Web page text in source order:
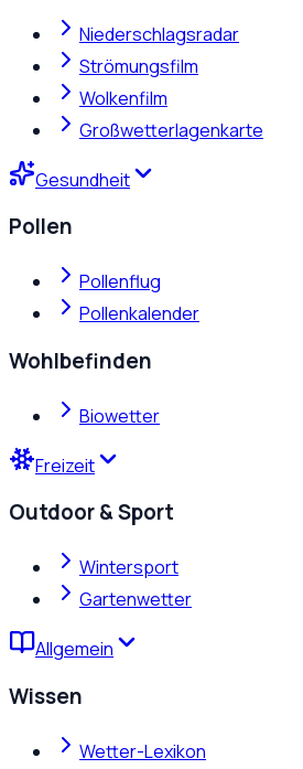
Niederschlagsradar
Strömungsfilm
Wolkenfilm
Großwetterlagenkarte
Gesundheit
Pollen
Pollenflug
Pollenkalender
Wohlbefinden
Biowetter
Freizeit
Outdoor & Sport
Wintersport
Gartenwetter
Allgemein
Wissen
Wetter-Lexikon